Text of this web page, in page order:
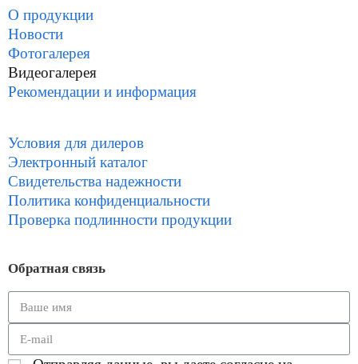
О продукции
Новости
Фотогалерея
Видеогалерея
Рекомендации и информация
Условия для дилеров
Электронный каталог
Свидетельства надежности
Политика конфиденциальности
Проверка подлинности продукции
Обратная связь